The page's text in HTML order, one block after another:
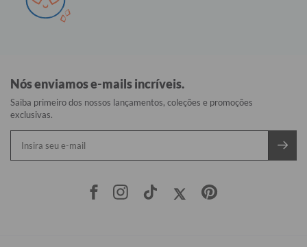
Nós enviamos e-mails incríveis.
Saiba primeiro dos nossos lançamentos, coleções e promoções
exclusivas.